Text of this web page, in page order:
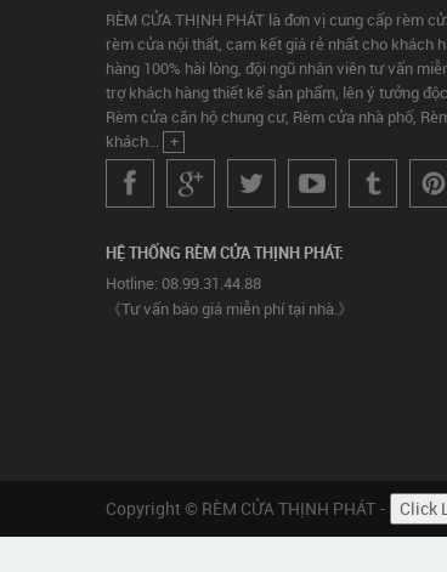
RÈM CỬA THỊNH PHÁT là đơn vị cung cấp rèm
rèm cửa nội thất, cam kết giá rẻ nhất cho khách
hàng 100% hài lòng, đội ngũ nhân viên tư vấn
trợ khách hàng thiết kế sản phẩm, lên ý tưởng
Rèm cửa căn hộ chung cư, Rèm cửa nhà phố,
khách... +
HỆ THỐNG RÈM CỬA THỊNH PHÁT:
Hotline: 08.99.31.44.88
《Tư vấn báo giá miễn phí tại nhà.》
Copyright © RÈM CỬA THỊNH PHÁT - Click